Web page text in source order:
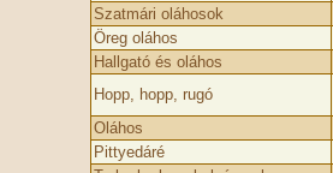
Szatmári oláhosok
Öreg oláhos
Hallgató és oláhos
Hopp, hopp, rugó
Oláhos
Pittyedáré